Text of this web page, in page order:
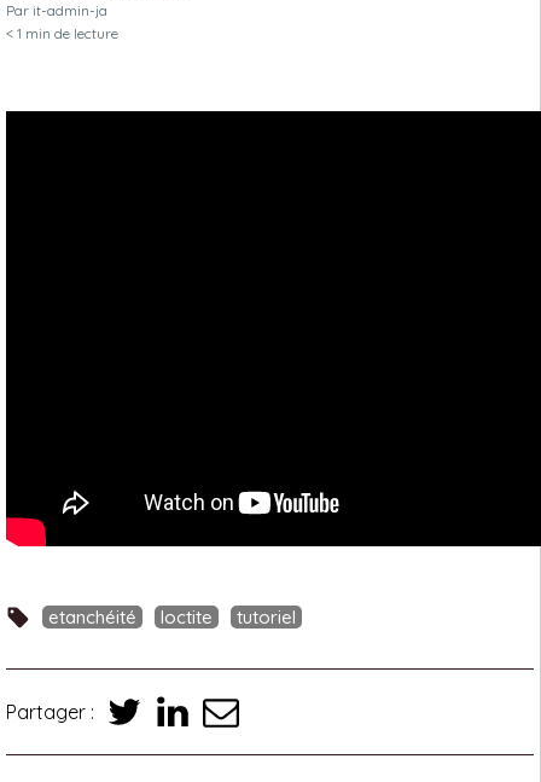
Par it-admin-ja
< 1 min de lecture
etanchéité loctite tutoriel
Partager :